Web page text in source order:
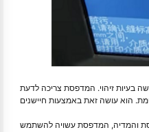
בעיות זיהוי. המדפסת צריכה לדעת